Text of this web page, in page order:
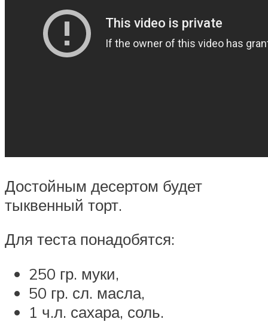
Достойным десертом будет
тыквенный торт.
Для теста понадобятся:
250 гр. муки,
50 гр. сл. масла,
1 ч.л. сахара, соль.